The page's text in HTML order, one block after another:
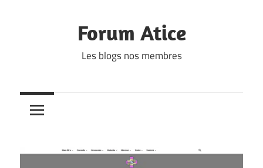
Forum Atice
Les blogs nos membres